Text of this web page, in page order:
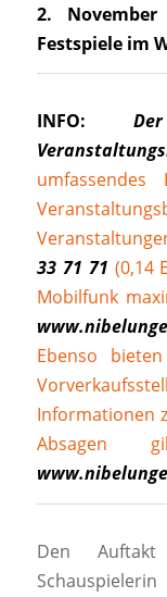
2.
Festspiele im
INFO:
umfassendes
33 71 71 (0,14
Mobilfunk
Ebenso
Informationen
Absagen
Den